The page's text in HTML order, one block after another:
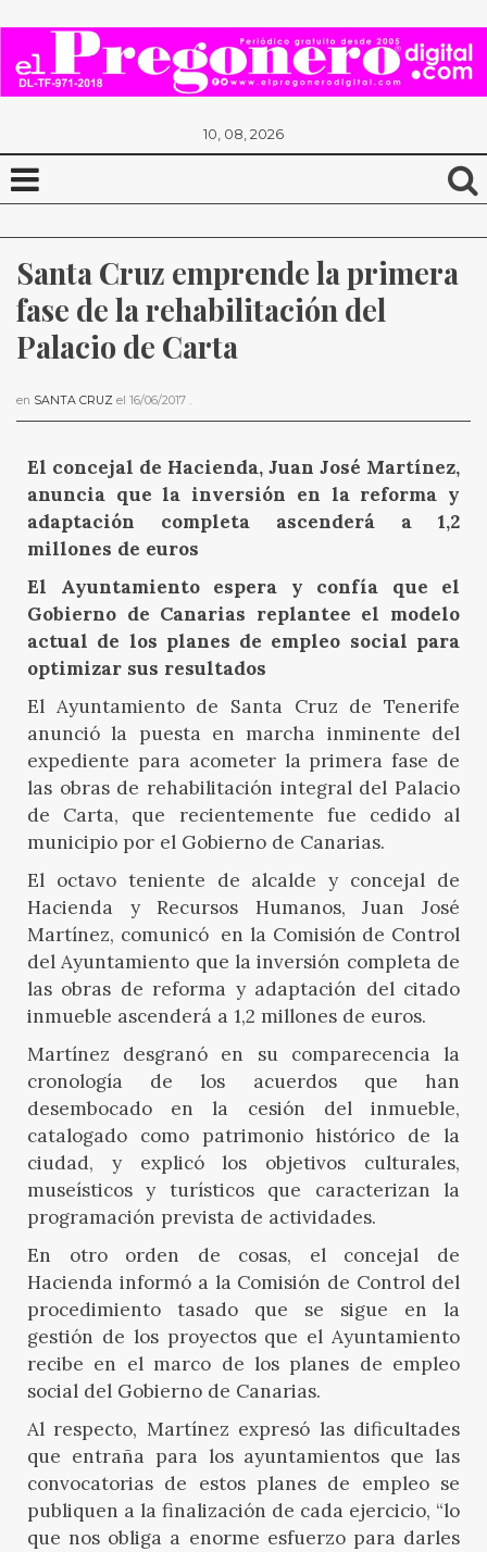
10, 08, 2026
Santa Cruz emprende la primera
fase de la rehabilitación del
Palacio de Carta
en SANTA CRUZ el 16/06/2017 .
El concejal de Hacienda, Juan José Martínez,
anuncia que la inversión en la reforma y
adaptación completa ascenderá a 1,2
millones de euros
El Ayuntamiento espera y confía que el
Gobierno de Canarias replantee el modelo
actual de los planes de empleo social para
optimizar sus resultados
El Ayuntamiento de Santa Cruz de Tenerife
anunció la puesta en marcha inminente del
expediente para acometer la primera fase de
las obras de rehabilitación integral del Palacio
de Carta, que recientemente fue cedido al
municipio por el Gobierno de Canarias.
El octavo teniente de alcalde y concejal de
Hacienda y Recursos Humanos, Juan José
Martínez, comunicó en la Comisión de Control
del Ayuntamiento que la inversión completa de
las obras de reforma y adaptación del citado
inmueble ascenderá a 1,2 millones de euros.
Martínez desgranó en su comparecencia la
cronología de los acuerdos que han
desembocado en la cesión del inmueble,
catalogado como patrimonio histórico de la
ciudad, y explicó los objetivos culturales,
museísticos y turísticos que caracterizan la
programación prevista de actividades.
En otro orden de cosas, el concejal de
Hacienda informó a la Comisión de Control del
procedimiento tasado que se sigue en la
gestión de los proyectos que el Ayuntamiento
recibe en el marco de los planes de empleo
social del Gobierno de Canarias.
Al respecto, Martínez expresó las dificultades
que entraña para los ayuntamientos que las
convocatorias de estos planes de empleo se
publiquen a la finalización de cada ejercicio, “lo
que nos obliga a enorme esfuerzo para darles